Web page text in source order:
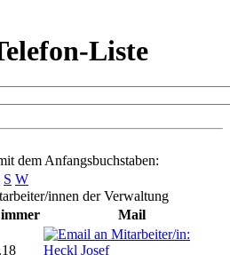
Liste
dem Anfangsbuchstaben:
S W
innen der Verwaltung
Mail